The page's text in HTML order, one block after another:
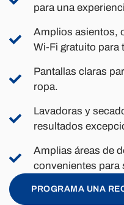
para una
Amplios asientos,
Wi-Fi gratuito para
Pantallas claras
ropa.
Lavadoras y
resultados
Amplias áreas de
convenientes para
PROGRAMA UNA